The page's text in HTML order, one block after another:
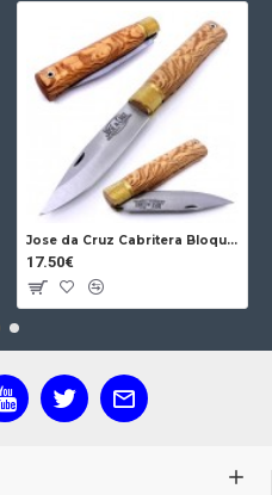
Jose da Cruz Cabritera Bloqueo Encina Carbono
17.50€